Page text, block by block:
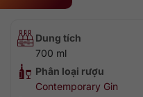
Dung tích
700 ml
Phân loại rượu
Contemporary Gin